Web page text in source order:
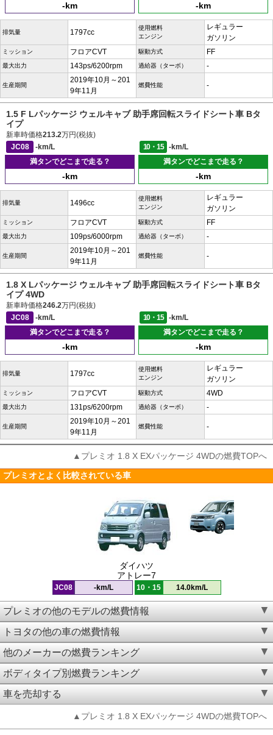
-km -km
排気量 1797cc
使用燃料
エンジン
レギュラー
ガソリン
ミッション フロアCVT 駆動方式 FF
最大出力 143ps/6200rpm 過給器（ターボ） -
生産期間
2019年10月～201
9年11月
燃費性能 -
1.5 F Lパッケージ ウェルキャブ 助手席回転スライドシート車 Bタ
イプ
新車時価格213.2万円(税抜)
JC08
-km/L 10・15
-km/L
満タンでどこまで走る？
-km
満タンでどこまで走る？
-km
排気量 1496cc
使用燃料
エンジン
レギュラー
ガソリン
ミッション フロアCVT 駆動方式 FF
最大出力 109ps/6000rpm 過給器（ターボ） -
生産期間
2019年10月～201
9年11月
燃費性能 -
1.8 X Lパッケージ ウェルキャブ 助手席回転スライドシート車 Bタ
イプ 4WD
新車時価格246.2万円(税抜)
JC08
-km/L 10・15
-km/L
満タンでどこまで走る？
-km
満タンでどこまで走る？
-km
排気量 1797cc
使用燃料
エンジン
レギュラー
ガソリン
ミッション フロアCVT 駆動方式 4WD
最大出力 131ps/6200rpm 過給器（ターボ） -
生産期間
2019年10月～201
9年11月
燃費性能 -
▲プレミオ 1.8 X EXパッケージ 4WDの燃費TOPへ
プレミオとよく比較されている車
ダイハツ
アトレー7
JC08 -km/L 10・15 14.0km/L
プレミオの他のモデルの燃費情報
トヨタの他の車の燃費情報
他のメーカーの燃費ランキング
ボディタイプ別燃費ランキング
車を売却する
▲プレミオ 1.8 X EXパッケージ 4WDの燃費TOPへ